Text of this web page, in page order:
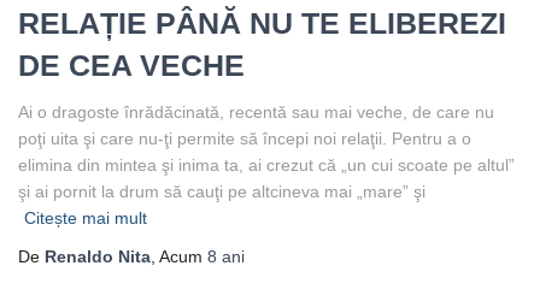
RELAȚIE PÂNĂ NU TE ELIBEREZI
DE CEA VECHE
Ai o dragoste înrădăcinată, recentă sau mai veche, de care nu
poţi uita şi care nu-ţi permite să începi noi relaţii. Pentru a o
elimina din mintea şi inima ta, ai crezut că „un cui scoate pe altul”
şi ai pornit la drum să cauţi pe altcineva mai „mare” şi
Citește mai mult
De Renaldo Nita , Acum 8 ani